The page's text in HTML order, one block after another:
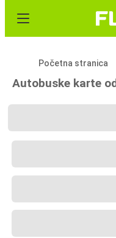
Početna stranica
Autobuske karte